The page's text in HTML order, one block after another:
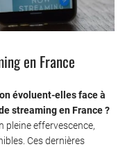
en France
évoluent-elles face à
streaming en France ?
pleine effervescence,
Ces dernières